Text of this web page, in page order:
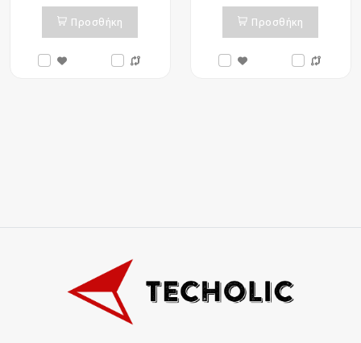
Προσθήκη Προσθήκη